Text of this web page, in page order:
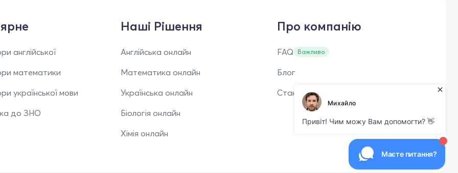
англійської
математики
української мови
до ЗНО
Наші Рішення
Англійська онлайн
Математика онлайн
Українська онлайн
Біологія онлайн
Хімія онлайн
Про компанію
FAQ Важливо
Блог
Стань репетитором